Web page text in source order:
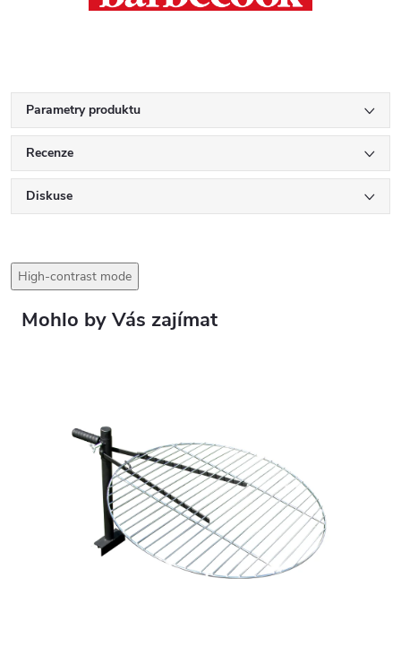
Parametry produktu
Recenze
Diskuse
High-contrast mode